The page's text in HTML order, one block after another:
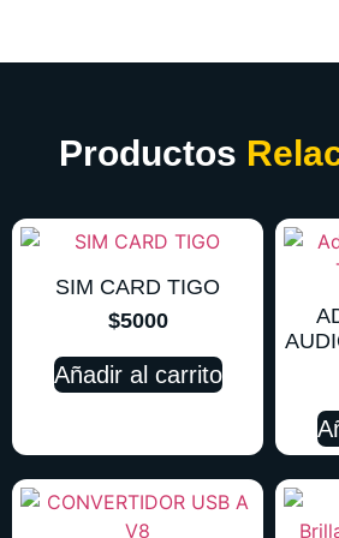
Productos
SIM CARD TIGO
$5000
Añadir al carrito